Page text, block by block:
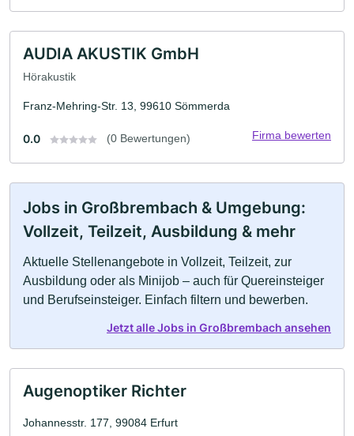
AUDIA AKUSTIK GmbH
Hörakustik
Franz-Mehring-Str. 13, 99610 Sömmerda
0.0 (0 Bewertungen) Firma bewerten
Jobs in Großbrembach & Umgebung:
Vollzeit, Teilzeit, Ausbildung & mehr
Aktuelle Stellenangebote in Vollzeit, Teilzeit, zur
Ausbildung oder als Minijob – auch für Quereinsteiger
und Berufseinsteiger. Einfach filtern und bewerben.
Jetzt alle Jobs in Großbrembach ansehen
Augenoptiker Richter
Johannesstr. 177, 99084 Erfurt